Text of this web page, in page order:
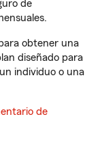
de
obtener una
diseñado para
individuo o una
de